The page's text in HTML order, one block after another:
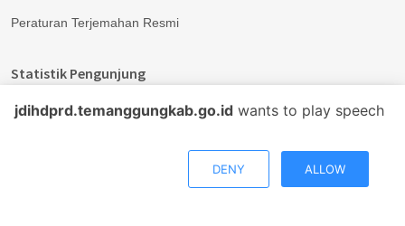
Peraturan Terjemahan Resmi
Statistik Pengunjung
Hari Ini:186
jdihdprd.temanggungkab.go.id wants to play speech
DENY ALLOW